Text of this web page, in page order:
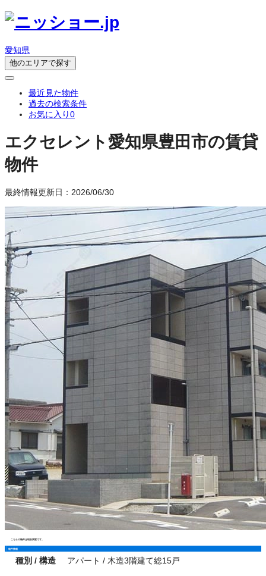
愛知県
他のエリアで探す
最近見た物件
過去の検索条件
お気に入り0
エクセレント 愛知県豊田市の賃貸
物件
最終情報更新日：2026/06/30
こちらの物件は現在満室です。
物件情報
種別 / 構造 アパート / 木造3階建て総15戸